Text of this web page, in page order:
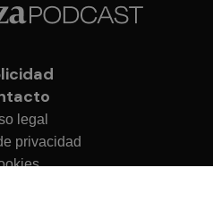
legal
privacidad